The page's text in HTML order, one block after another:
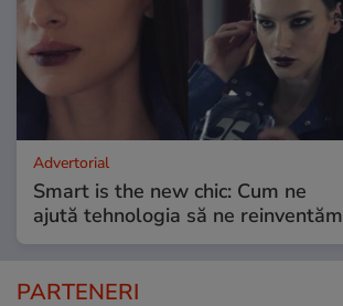
Advertorial
Smart is the new chic: Cum ne
ajută tehnologia să ne reinventăm
PARTENERI